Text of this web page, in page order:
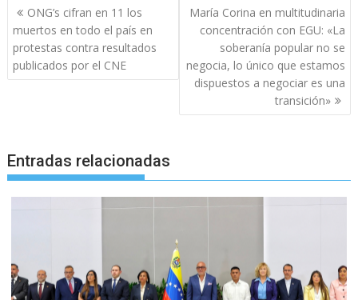
Navegación
de
entradas
ONG’s cifran en 11 los
muertos en todo el país en
protestas contra resultados
publicados por el CNE
María Corina en multitudinaria
concentración con EGU: «La
soberanía popular no se
negocia, lo único que estamos
dispuestos a negociar es una
transición»
Entradas relacionadas